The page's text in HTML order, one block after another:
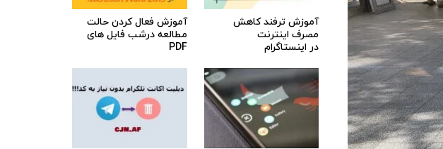
آموزش ترفند کاهش
مصرف اینترنت
در اینستاگرام
آموزش فعال کردن حالت
مطالعه درشب فایل های
PDF